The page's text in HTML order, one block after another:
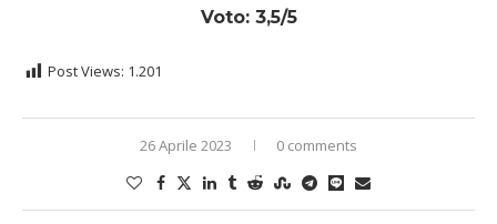
Voto: 3,5/5
Post Views: 1.201
26 Aprile 2023 0 comments